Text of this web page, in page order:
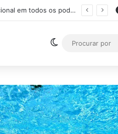
Ministro Flávio Dino suspende pagamento de salários acima do teto constitucional em todos os poderes
Switch skin